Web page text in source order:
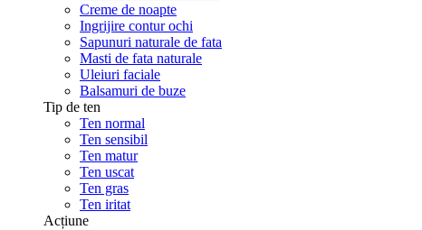
Creme de noapte
Ingrijire contur ochi
Sapunuri naturale de fata
Masti de fata naturale
Uleiuri faciale
Balsamuri de buze
Tip de ten
Ten normal
Ten sensibil
Ten matur
Ten uscat
Ten gras
Ten iritat
Acțiune